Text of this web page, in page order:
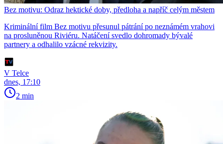
Bez motivu: Odraz hektické doby, předloha a napříč celým městem
Kriminální film Bez motivu přesunul pátrání po neznámém vrahovi
na prosluněnou Riviéru. Natáčení svedlo dohromady bývalé
partnery a odhalilo vzácné rekvizity.
V Telce
dnes, 17:10
2 min